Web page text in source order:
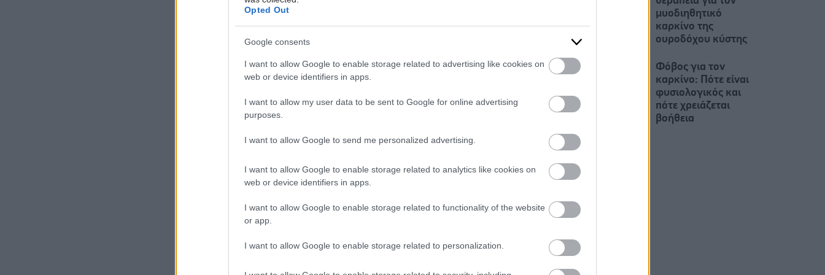
Opted Out
Google consents
I want to allow Google to enable storage related to advertising like cookies on
web or device identifiers in apps.
I want to allow my user data to be sent to Google for online advertising
purposes.
I want to allow Google to send me personalized advertising.
I want to allow Google to enable storage related to analytics like cookies on
web or device identifiers in apps.
I want to allow Google to enable storage related to functionality of the website
or app.
I want to allow Google to enable storage related to personalization.
πολύ μικρό χώρο, με ελάχιστο κόστος.
Το ψάρι-ζέβρα ως avatar του ασθενούς
μυοδιηθητικό
καρκίνο της
ουροδόχου κύστης
Φόβος για τον
καρκίνο: Πότε είναι
φυσιολογικός και
πότε χρειάζεται
βοήθεια